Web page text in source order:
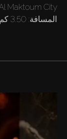
Maktoum City
المسافة: 3.50 كم